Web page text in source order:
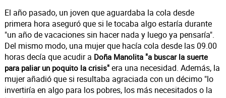
El año pasado, un joven que aguardaba la cola desde
primera hora aseguró que si le tocaba algo estaría durante
"un año de vacaciones sin hacer nada y luego ya pensaría".
Del mismo modo, una mujer que hacía cola desde las 09.00
horas decía que acudir a Doña Manolita "a buscar la suerte
para paliar un poquito la crisis" era una necesidad. Además, la
mujer añadió que si resultaba agraciada con un décimo "lo
invertiría en algo para los pobres, los más necesitados o la